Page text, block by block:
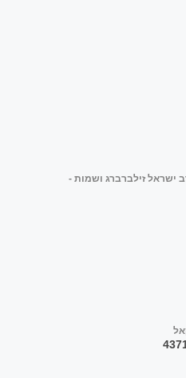
ישראל זילברברג ושמות -